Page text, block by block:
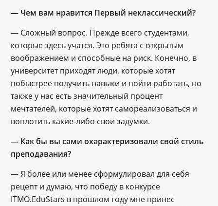
— Чем вам нравится Первый неклассический?
— Сложный вопрос. Прежде всего студентами,
которые здесь учатся. Это ребята с открытым
воображением и способные на риск. Конечно, в
университет приходят люди, которые хотят
побыстрее получить навыки и пойти работать, но
также у нас есть значительный процент
мечтателей, которые хотят самореализоваться и
воплотить какие-либо свои задумки.
— Как бы вы сами охарактеризовали свой стиль
преподавания?
— Я более или менее сформулировал для себя
рецепт и думаю, что победу в конкурсе
ITMO.EduStars в прошлом году мне принес